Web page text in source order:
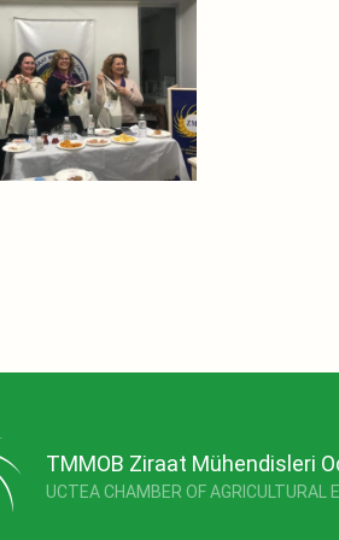
TMMOB Ziraat Mühendisleri
UCTEA CHAMBER OF AGRICULTURAL